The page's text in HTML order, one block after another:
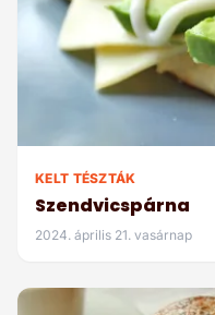
KELT TÉSZTÁK
Szendvicspárna
2024. április 21. vasárnap